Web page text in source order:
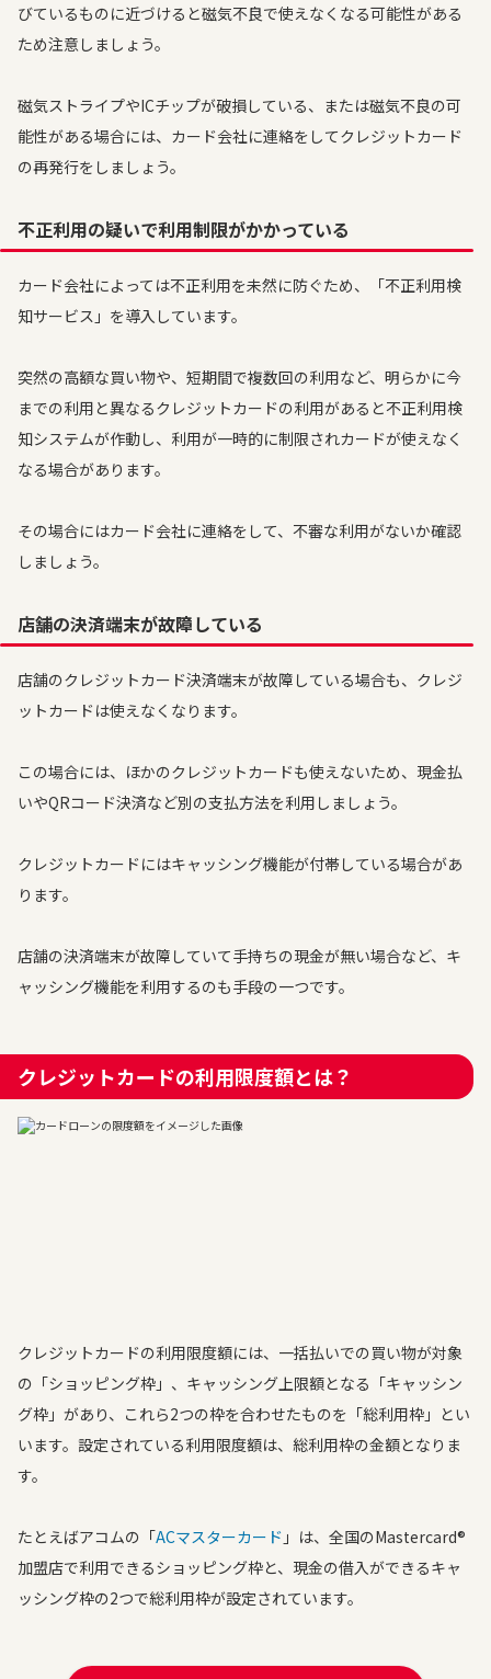
びているものに近づけると磁気不良で使えなくなる可能性がある
ため注意しましょう。
磁気ストライプやICチップが破損している、または磁気不良の可
能性がある場合には、カード会社に連絡をしてクレジットカード
の再発行をしましょう。
不正利用の疑いで利用制限がかかっている
カード会社によっては不正利用を未然に防ぐため、「不正利用検
知サービス」を導入しています。
突然の高額な買い物や、短期間で複数回の利用など、明らかに今
までの利用と異なるクレジットカードの利用があると不正利用検
知システムが作動し、利用が一時的に制限されカードが使えなく
なる場合があります。
その場合にはカード会社に連絡をして、不審な利用がないか確認
しましょう。
店舗の決済端末が故障している
店舗のクレジットカード決済端末が故障している場合も、クレジ
ットカードは使えなくなります。
この場合には、ほかのクレジットカードも使えないため、現金払
いやQRコード決済など別の支払方法を利用しましょう。
クレジットカードにはキャッシング機能が付帯している場合があ
ります。
店舗の決済端末が故障していて手持ちの現金が無い場合など、キ
ャッシング機能を利用するのも手段の一つです。
クレジットカードの利用限度額とは？
クレジットカードの利用限度額には、一括払いでの買い物が対象
の「ショッピング枠」、キャッシング上限額となる「キャッシン
グ枠」があり、これら2つの枠を合わせたものを「総利用枠」とい
います。設定されている利用限度額は、総利用枠の金額となりま
す。
たとえばアコムの「ACマスターカード 」は、全国のMastercard®
加盟店で利用できるショッピング枠と、現金の借入ができるキャ
ッシング枠の2つで総利用枠が設定されています。